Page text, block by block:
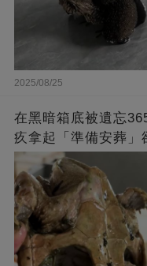
2025/08/25
在黑暗箱底被遺忘
疚拿起「準備安葬」